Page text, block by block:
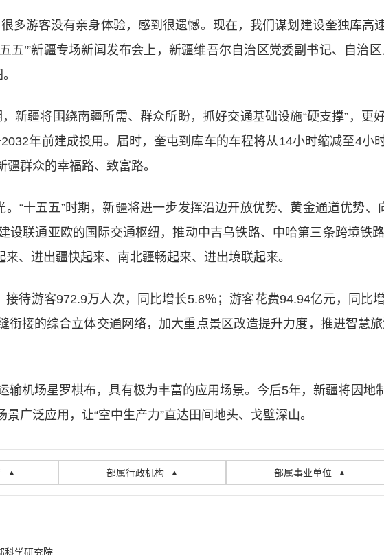
多游客没有亲身体验，感到很遗憾。现在，我们谋划建设奎独库高
五’”新疆专场新闻发布会上，新疆维吾尔自治区党委副书记、自治
新疆将围绕南疆所需、群众所盼，抓好交通基础设施“硬支撑”，更
年前建成投用。届时，奎屯到库车的车程将从14小时缩减至4小
群众的幸福路、致富路。
“十五五”时期，新疆将进一步发挥沿边开放优势、黄金通道优势、
设联通亚欧的国际交通枢纽，推动中吉乌铁路、中哈第三条跨境铁
、进出疆快起来、南北疆畅起来、进出境联起来。
接待游客972.9万人次，同比增长5.8％；游客花费94.94亿元，同比
接的综合立体交通网络，加大重点景区改造提升力度，推进智慧
输机场星罗棋布，具有极为丰富的应用场景。今后5年，新疆将因地
广泛应用，让“空中生产力”直达田间地头、戈壁深山。
▲ 部属行政机构 ▲ 部属事业单位 ▲
科学研究院